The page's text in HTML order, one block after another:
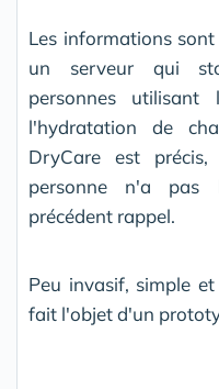
Les informations
un serveur qui
personnes
l'hydratation de
DryCare est
personne n'a pas
précédent rappel.
Peu invasif, simple
fait l'objet d'un